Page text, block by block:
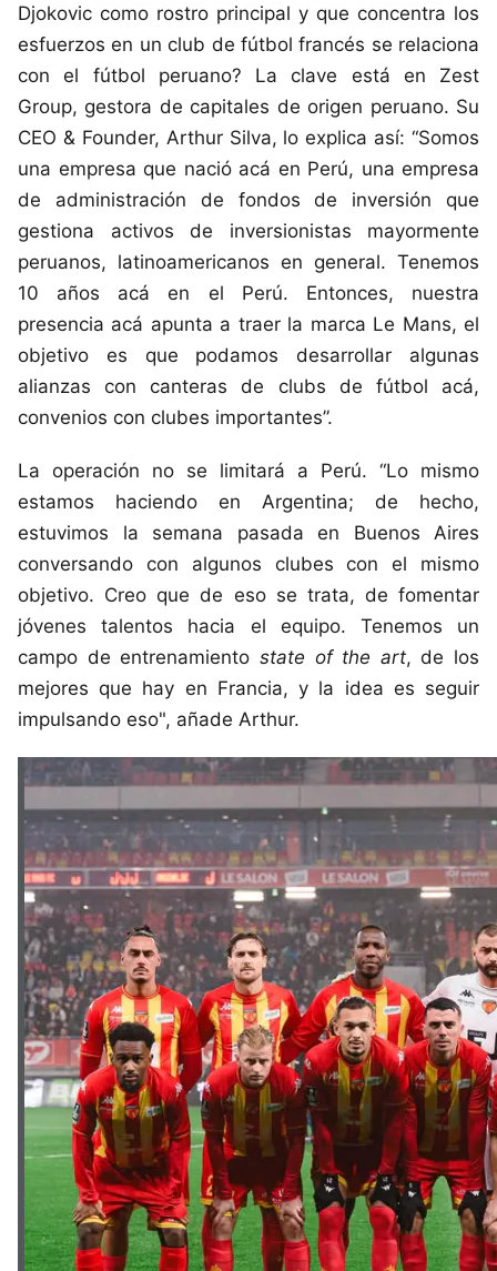
Este sitio utiliza cookies para mejorar la
experiencia del usuario. Al continuar usando
nuestro sitio web, usted acepta el uso de todas
las cookies de acuerdo con nuestra Política de
Cookies.Leer más
Aceptar
Djokovic como rostro principal y que concentra los
esfuerzos en un club de fútbol francés se relaciona
con el fútbol peruano? La clave está en Zest
Group, gestora de capitales de origen peruano. Su
CEO & Founder, Arthur Silva, lo explica así: “Somos
una empresa que nació acá en Perú, una empresa
de administración de fondos de inversión que
gestiona activos de inversionistas mayormente
peruanos, latinoamericanos en general. Tenemos
10 años acá en el Perú. Entonces, nuestra
presencia acá apunta a traer la marca Le Mans, el
objetivo es que podamos desarrollar algunas
alianzas con canteras de clubs de fútbol acá,
convenios con clubes importantes”.
La operación no se limitará a Perú. “Lo mismo
estamos haciendo en Argentina; de hecho,
estuvimos la semana pasada en Buenos Aires
conversando con algunos clubes con el mismo
objetivo. Creo que de eso se trata, de fomentar
jóvenes talentos hacia el equipo. Tenemos un
campo de entrenamiento state of the art, de los
mejores que hay en Francia, y la idea es seguir
impulsando eso", añade Arthur.